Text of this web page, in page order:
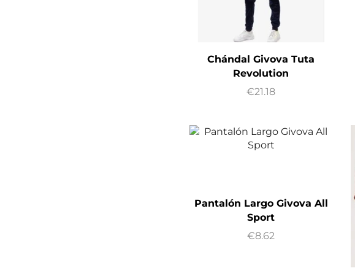
Chándal Givova Tuta
Revolution
€21.18
Pantalón Largo Givova All
Sport
€8.62